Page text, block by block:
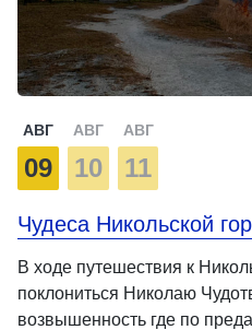
АВГ
09
АВГ
10
АВГ
11
Чудеса Никольской
В ходе путешествия к
поклониться Николаю
возвышенность где по